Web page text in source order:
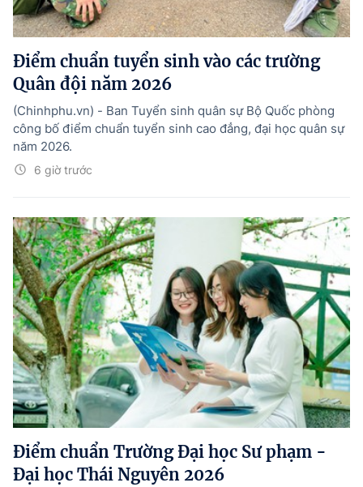
Điểm chuẩn tuyển sinh vào các trường
Quân đội năm 2026
6 giờ trước
(Chinhphu.vn) - Ban Tuyển sinh quân sự Bộ Quốc phòng
công bố điểm chuẩn tuyển sinh cao đẳng, đại học quân sự
năm 2026.
Điểm chuẩn Trường Đại học Sư phạm -
Đại học Thái Nguyên 2026